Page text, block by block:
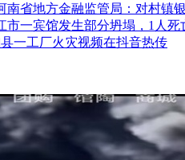
南省地方金融监管局：对村镇
市一宾馆发生部分坍塌，1人死
一工厂火灾视频在抖音热传